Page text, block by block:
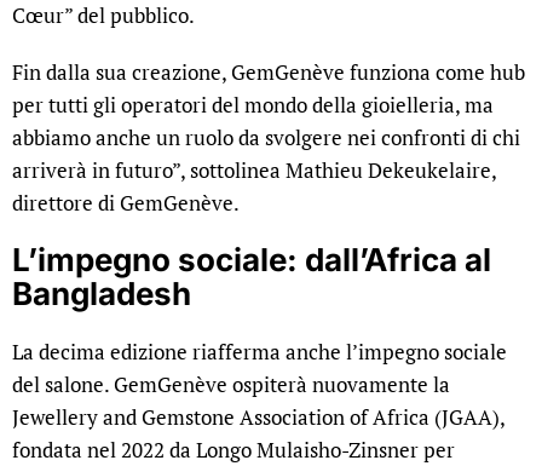
Cœur” del pubblico.
Fin dalla sua creazione, GemGenève funziona come hub
per tutti gli operatori del mondo della gioielleria, ma
abbiamo anche un ruolo da svolgere nei confronti di chi
arriverà in futuro”, sottolinea Mathieu Dekeukelaire,
direttore di GemGenève.
L’impegno sociale: dall’Africa al
Bangladesh
La decima edizione riafferma anche l’impegno sociale
del salone. GemGenève ospiterà nuovamente la
Jewellery and Gemstone Association of Africa (JGAA),
fondata nel 2022 da Longo Mulaisho-Zinsner per